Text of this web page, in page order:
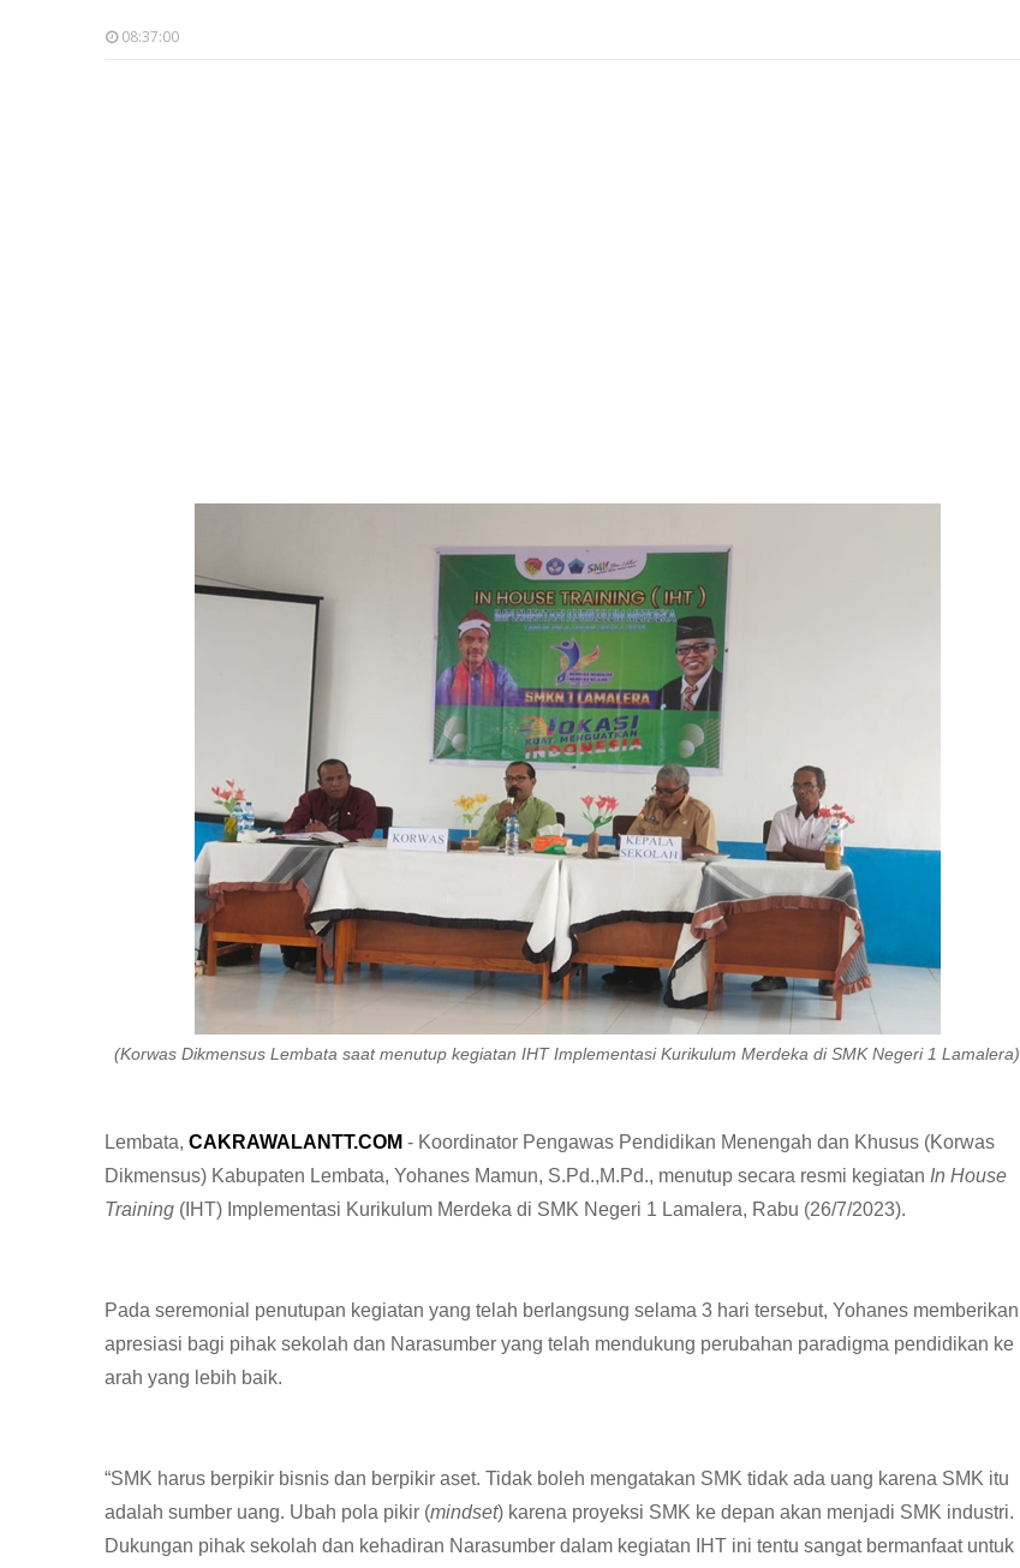
08:37:00
(Korwas Dikmensus Lembata saat menutup kegiatan IHT Implementasi Kurikulum Merdeka di SMK Negeri 1 Lamalera)
Lembata, CAKRAWALANTT.COM - Koordinator Pengawas Pendidikan Menengah dan Khusus (Korwas
Dikmensus) Kabupaten Lembata, Yohanes Mamun, S.Pd.,M.Pd., menutup secara resmi kegiatan In House
Training (IHT) Implementasi Kurikulum Merdeka di SMK Negeri 1 Lamalera, Rabu (26/7/2023).
Pada seremonial penutupan kegiatan yang telah berlangsung selama 3 hari tersebut, Yohanes memberikan
apresiasi bagi pihak sekolah dan Narasumber yang telah mendukung perubahan paradigma pendidikan ke
arah yang lebih baik.
“SMK harus berpikir bisnis dan berpikir aset. Tidak boleh mengatakan SMK tidak ada uang karena SMK itu
adalah sumber uang. Ubah pola pikir (mindset) karena proyeksi SMK ke depan akan menjadi SMK industri.
Dukungan pihak sekolah dan kehadiran Narasumber dalam kegiatan IHT ini tentu sangat bermanfaat untuk